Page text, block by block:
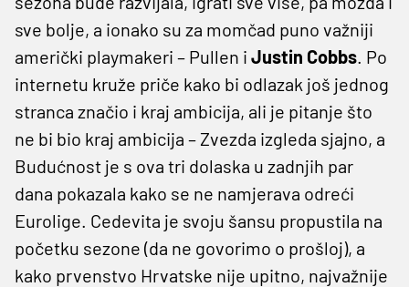
sve bolje, a ionako su za momčad puno važniji
američki playmakeri – Pullen i Justin Cobbs. Po
internetu kruže priče kako bi odlazak još jednog
stranca značio i kraj ambicija, ali je pitanje što
ne bi bio kraj ambicija – Zvezda izgleda sjajno, a
Budućnost je s ova tri dolaska u zadnjih par
dana pokazala kako se ne namjerava odreći
Eurolige. Cedevita je svoju šansu propustila na
početku sezone (da ne govorimo o prošloj), a
kako prvenstvo Hrvatske nije upitno, najvažnije